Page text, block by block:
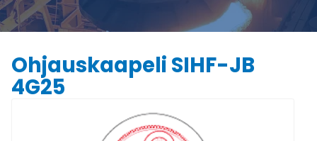
Ohjauskaapeli SIHF-JB
4G25